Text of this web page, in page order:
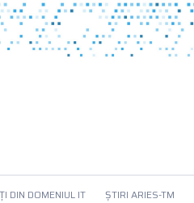
DIN DOMENIUL IT ȘTIRI ARIES-TM